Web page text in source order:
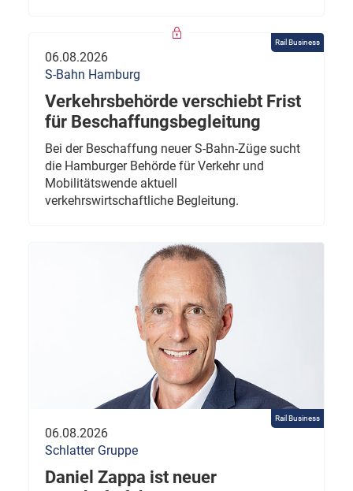
Rail Business
06.08.2026
S-Bahn Hamburg
Verkehrsbehörde verschiebt Frist
für Beschaffungsbegleitung
Bei der Beschaffung neuer S-Bahn-Züge sucht
die Hamburger Behörde für Verkehr und
Mobilitätswende aktuell
verkehrswirtschaftliche Begleitung.
Rail Business
06.08.2026
Schlatter Gruppe
Daniel Zappa ist neuer